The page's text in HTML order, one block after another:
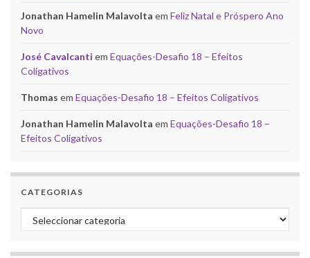
Jonathan Hamelin Malavolta em Feliz Natal e Próspero Ano
Novo
José Cavalcanti em Equações-Desafio 18 – Efeitos
Coligativos
Thomas em Equações-Desafio 18 – Efeitos Coligativos
Jonathan Hamelin Malavolta em Equações-Desafio 18 –
Efeitos Coligativos
CATEGORIAS
Categorias